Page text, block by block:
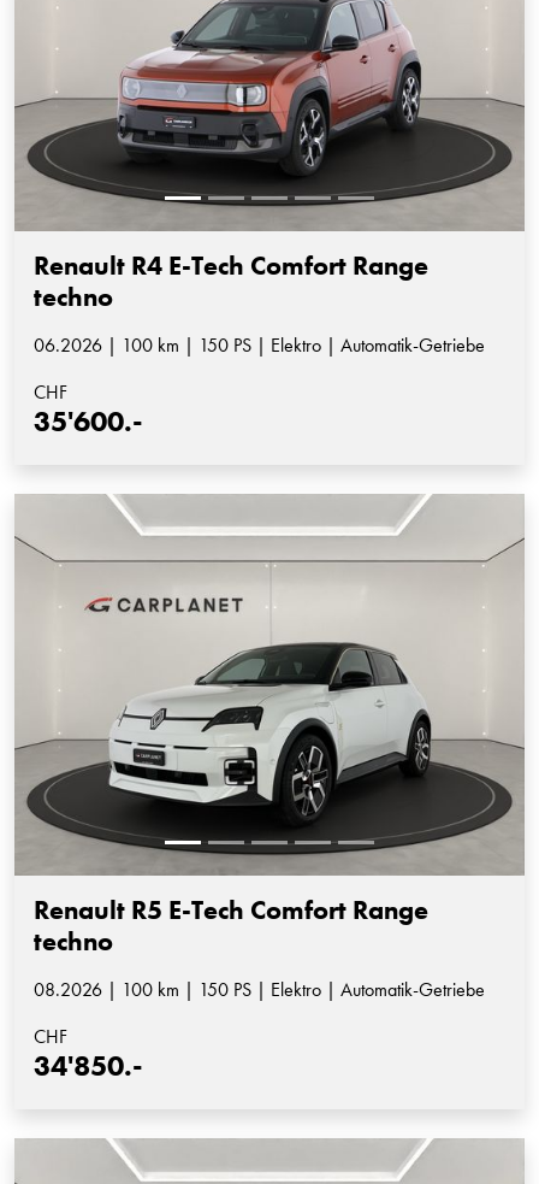
Renault R4 E-Tech Comfort Range
techno
06.2026 | 100 km | 150 PS | Elektro | Automatik-Getriebe
CHF
35'600.-
Renault R5 E-Tech Comfort Range
techno
08.2026 | 100 km | 150 PS | Elektro | Automatik-Getriebe
CHF
34'850.-